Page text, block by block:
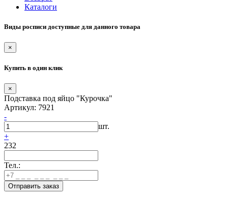
Каталоги
Виды росписи доступные для данного товара
×
Купить в один клик
×
Подставка под яйцо "Курочка"
Артикул: 7921
-
шт.
+
232
Тел.: